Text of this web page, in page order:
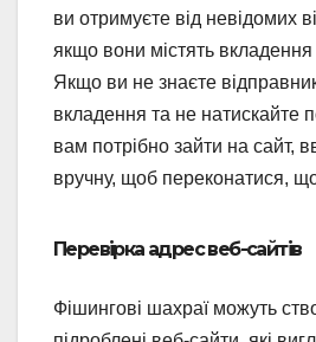
ви отримуєте від невідомих
якщо вони містять
Якщо ви не знаєте
вкладення та не натискайте
вам потрібно зайти на сайт,
вручну, щоб переконатися,
Перевірка адрес веб-сайтів
Фішингові шахраї можуть